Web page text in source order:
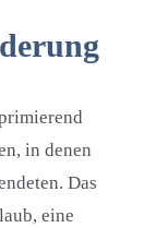
in denen
Das
eine